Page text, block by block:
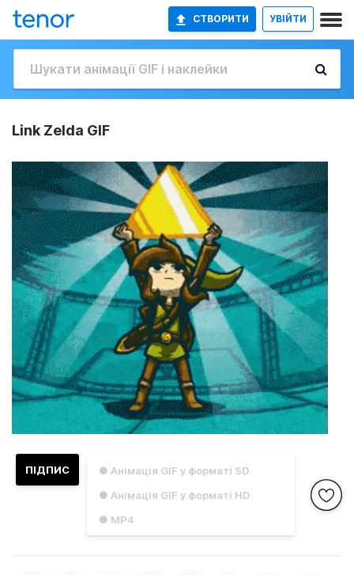
СТВОРИТИ УВІЙТИ
Link Zelda GIF
● Анімація GIF у форматі SD
● Анімація GIF у форматі HD
● MP4
ПІДПИС